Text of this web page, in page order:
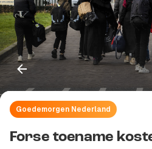
Goedemorgen Nederland
Forse toename